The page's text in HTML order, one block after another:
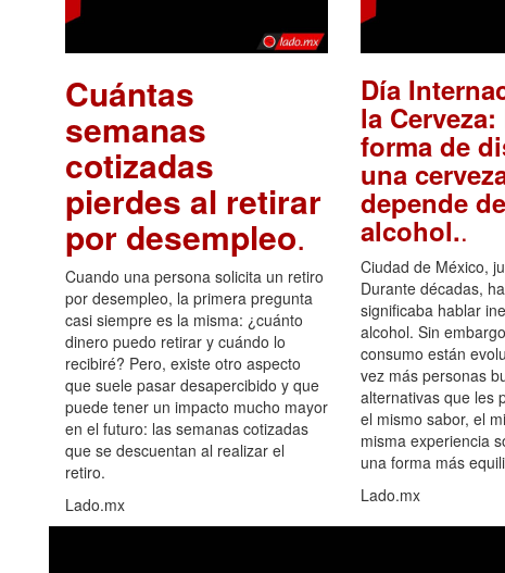
Cuántas
semanas
cotizadas
pierdes al retirar
por desempleo.
Cuando una persona solicita un retiro
por desempleo, la primera pregunta
casi siempre es la misma: ¿cuánto
dinero puedo retirar y cuándo lo
recibiré? Pero, existe otro aspecto
que suele pasar desapercibido y que
puede tener un impacto mucho mayor
en el futuro: las semanas cotizadas
que se descuentan al realizar el
retiro.
Lado.mx
Día
la
forma de
una
depende
alcohol..
Ciudad de México,
Durante décadas,
significaba hablar
alcohol. Sin
consumo están
vez más personas
alternativas que les
el mismo sabor, el
misma experiencia
una forma más
Lado.mx